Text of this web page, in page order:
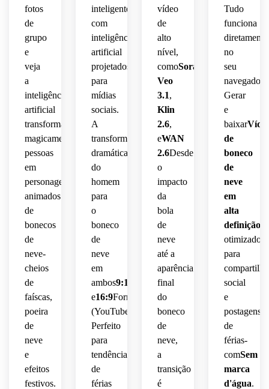
fotos
de
grupo
e
veja
a
inteligência
artificial
transformar
magicamente
pessoas
em
personagens
animados
de
bonecos
de
neve-
cheios
de
faíscas,
poeira
de
neve
e
efeitos
festivos.
inteligentes
com
inteligência
artificial
projetados
para
mídias
sociais.
A
transformação
dramática
do
homem
para
o
boneco
de
neve
em
ambos9:16
(TikTok/Reel)
e16:9Formato
(YouTube)-
Perfeito
para
tendências
de
férias
vídeo
de
alto
nível,
comoSora
Veo
3.1,
Klin
2.6,
eWAN
2.6Desde
o
impacto
da
bola
de
neve
até a
aparência
final
do
boneco
de
neve,
a
transição
é
Tudo
funciona
diretamente
no
seu
navegador.
Gerar
e
baixar
de
boneco
de
neve
em
alta
definição
otimizado
para
social
e
postagens
de
férias-
comSem
marca
d'água.